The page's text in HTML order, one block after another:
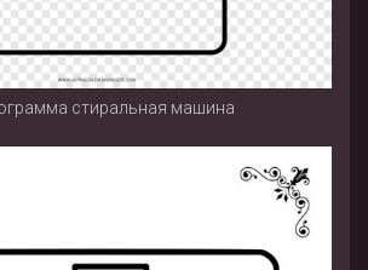
стиральная машина